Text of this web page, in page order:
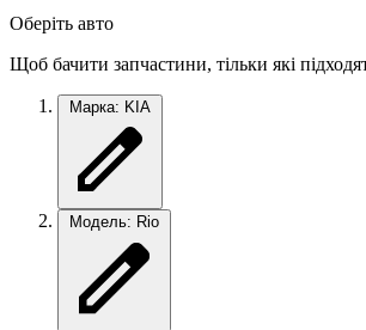
Оберіть авто
Щоб бачити запчастини, тільки які
Марка: KIA
Модель: Rio